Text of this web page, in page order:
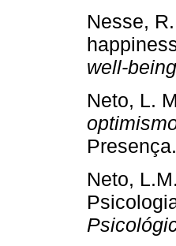
Nesse,
well-being
Neto, L.
Presença.
Neto,